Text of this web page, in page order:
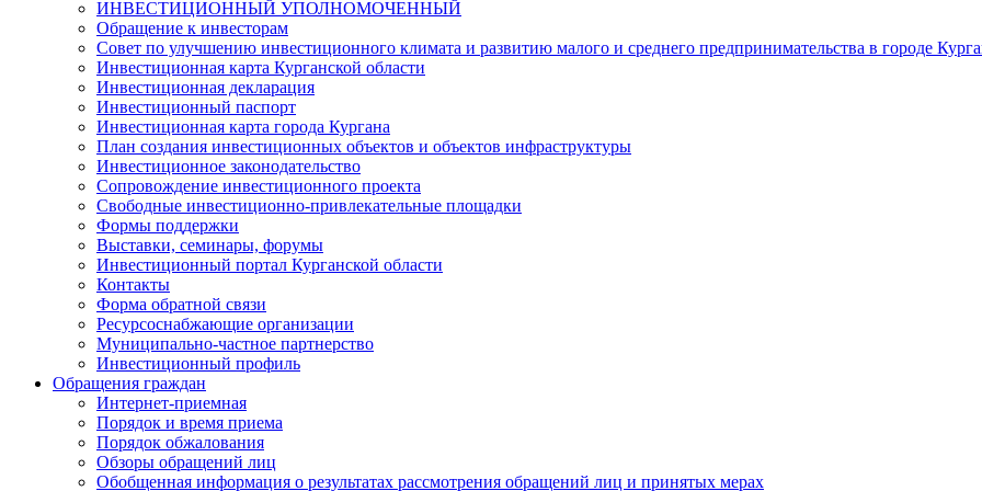
ИНВЕСТИЦИОННЫЙ УПОЛНОМОЧЕННЫЙ
Обращение к инвесторам
Совет по улучшению инвестиционного климата и развитию малого и среднего предпринимательства в городе
Инвестиционная карта Курганской области
Инвестиционная декларация
Инвестиционный паспорт
Инвестиционная карта города Кургана
План создания инвестиционных объектов и объектов инфраструктуры
Инвестиционное законодательство
Сопровождение инвестиционного проекта
Свободные инвестиционно-привлекательные площадки
Формы поддержки
Выставки, семинары, форумы
Инвестиционный портал Курганской области
Контакты
Форма обратной связи
Ресурсоснабжающие организации
Муниципально-частное партнерство
Инвестиционный профиль
Обращения граждан
Интернет-приемная
Порядок и время приема
Порядок обжалования
Обзоры обращений лиц
Обобщенная информация о результатах рассмотрения обращений лиц и принятых мерах